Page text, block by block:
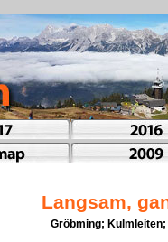
Langsam,
Gröbming;